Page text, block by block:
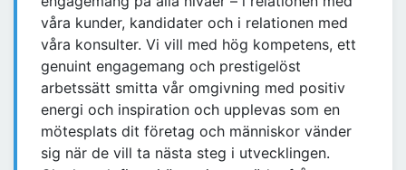
våra kunder, kandidater och i relationen med
våra konsulter. Vi vill med hög kompetens, ett
genuint engagemang och prestigelöst
arbetssätt smitta vår omgivning med positiv
energi och inspiration och upplevas som en
mötesplats dit företag och människor vänder
sig när de vill ta nästa steg i utvecklingen.